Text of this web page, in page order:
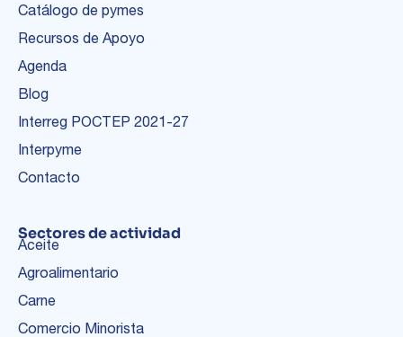
Catálogo de pymes
Recursos de Apoyo
Agenda
Blog
Interreg POCTEP 2021-27
Interpyme
Contacto
Sectores de actividad
Aceite
Agroalimentario
Carne
Comercio Minorista